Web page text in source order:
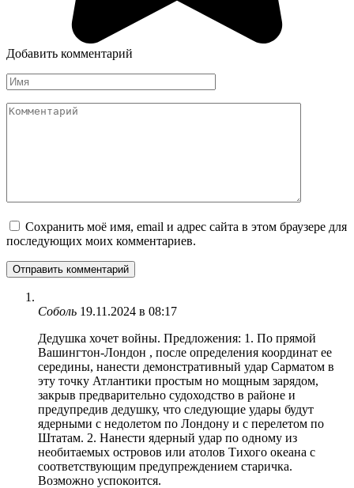
Добавить комментарий
Имя
Комментарий
Сохранить моё имя, email и адрес сайта в этом браузере для
последующих моих комментариев.
Соболь 19.11.2024 в 08:17
Дедушка хочет войны. Предложения: 1. По прямой
Вашингтон-Лондон , после определения координат ее
середины, нанести демонстративный удар Сарматом в
эту точку Атлантики простым но мощным зарядом,
закрыв предварительно судоходство в районе и
предупредив дедушку, что следующие удары будут
ядерными с недолетом по Лондону и с перелетом по
Штатам. 2. Нанести ядерный удар по одному из
необитаемых островов или атолов Тихого океана с
соответствующим предупреждением старичка.
Возможно успокоится.